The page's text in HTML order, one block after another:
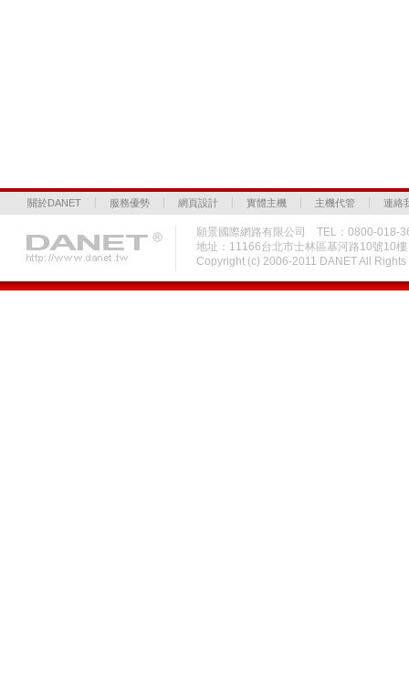
關於DANET 服務優勢 網頁設計 實體主機 主機代管 連絡
願景國際網路有限公司 TEL：0800-018-
地址：11166台北市士林區基河路10號10
Copyright (c) 2006-2011 DANET All